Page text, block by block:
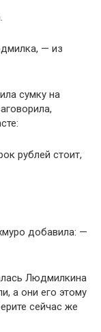
— из
сумку на
рублей стоит,
добавила: —
Людмилкина
а они его этому
сейчас же